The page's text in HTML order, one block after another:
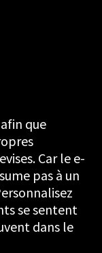
que
Car le e-
pas à un
se sentent
dans le